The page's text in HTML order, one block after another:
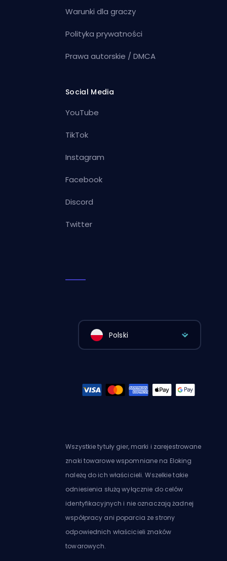
Warunki dla graczy
Polityka prywatności
Prawa autorskie / DMCA
Social Media
YouTube
TikTok
Instagram
Facebook
Discord
Twitter
Polski
Wszystkie tytuły gier, marki i zarejestrowane
znaki towarowe wspomniane na Eloking
należą do ich właścicieli. Wszelkie takie
odniesienia służą wyłącznie do celów
identyfikacyjnych i nie oznaczają żadnej
współpracy ani poparcia ze strony
odpowiednich właścicieli znaków
towarowych.